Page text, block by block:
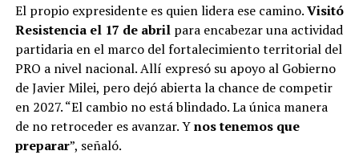
El propio expresidente es quien lidera ese camino.Visitó
Resistencia el 17 de abril para encabezar una actividad
partidaria en el marco del fortalecimiento territorial del
PRO a nivel nacional. Allí expresó su apoyo al Gobierno
de Javier Milei, pero dejó abierta la chance de competir
en 2027. “El cambio no está blindado. La única manera
de no retroceder es avanzar. Ynos tenemos que
preparar”, señaló.